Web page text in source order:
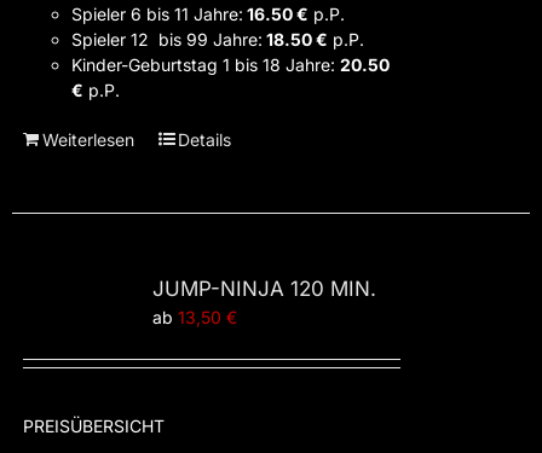
Spieler 6 bis 11 Jahre: 16.50 € p.P.
Spieler 12 bis 99 Jahre: 18.50 € p.P.
Kinder-Geburtstag 1 bis 18 Jahre: 20.50
€ p.P.
Weiterlesen Details
JUMP-NINJA 120 MIN.
ab 13,50 €
PREISÜBERSICHT